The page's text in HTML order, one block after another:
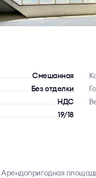
Смешанная
Без отделки
НДС
19/18
Арендопригодная